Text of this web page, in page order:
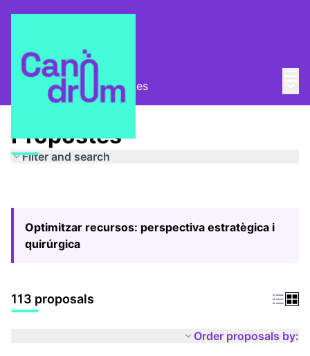
Pla Estratègic Propostes
Propostes
Filter and search
Optimitzar recursos: perspectiva estratègica i
quirúrgica
113 proposals
Order proposals by: